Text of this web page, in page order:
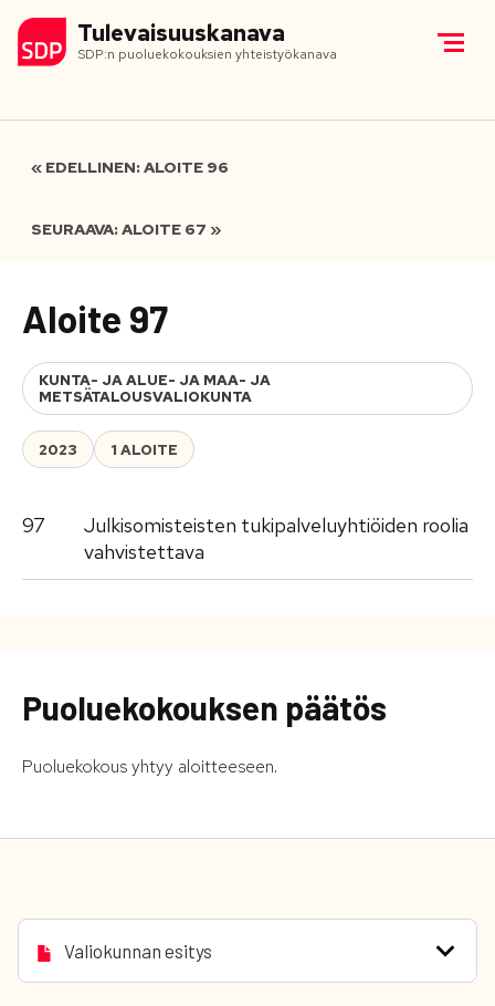
Tulevaisuuskanava
SDP:n puoluekokouksien yhteistyökanava
« EDELLINEN: ALOITE 96
SEURAAVA: ALOITE 67 »
Aloite 97
KUNTA- JA ALUE- JA MAA- JA
METSÄTALOUSVALIOKUNTA
2023 1 ALOITE
97
Julkisomisteisten tukipalveluyhtiöiden roolia
vahvistettava
Puoluekokouksen päätös
Puoluekokous yhtyy aloitteeseen.
Valiokunnan esitys